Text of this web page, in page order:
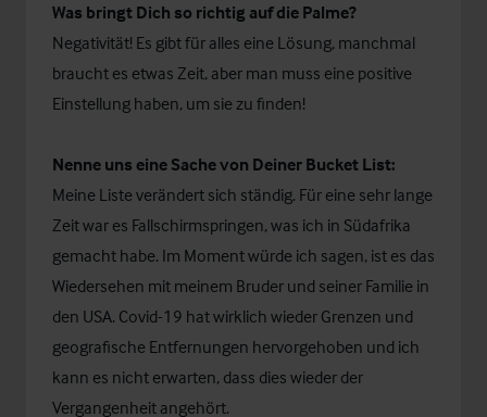
Was bringt Dich so richtig auf die Palme?
Negativität! Es gibt für alles eine Lösung, manchmal
braucht es etwas Zeit, aber man muss eine positive
Einstellung haben, um sie zu finden!
Nenne uns eine Sache von Deiner Bucket List:
Meine Liste verändert sich ständig. Für eine sehr lange
Zeit war es Fallschirmspringen, was ich in Südafrika
gemacht habe. Im Moment würde ich sagen, ist es das
Wiedersehen mit meinem Bruder und seiner Familie in
den USA. Covid-19 hat wirklich wieder Grenzen und
geografische Entfernungen hervorgehoben und ich
kann es nicht erwarten, dass dies wieder der
Vergangenheit angehört.